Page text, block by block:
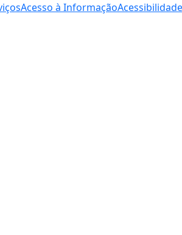
Acesso à InformaçãoAcessibilidade